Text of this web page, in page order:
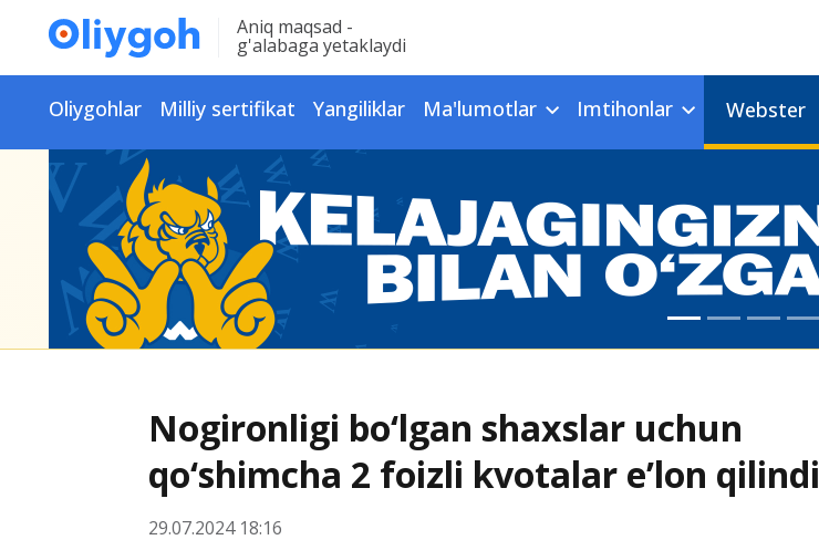
Aniq maqsad -
g'alabaga yetaklaydi
Oliygohlar Milliy sertifikat Yangiliklar Ma'lumotlar Imtihonlar Webster
Nogironligi bo‘lgan shaxslar uchun
qo‘shimcha 2 foizli kvotalar e’lon qilindi
29.07.2024 18:16